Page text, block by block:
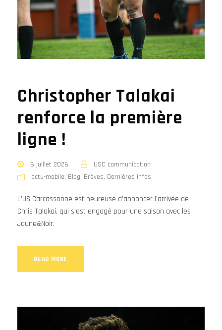
Christopher Talakai
renforce la première
ligne !
6 juillet 2026
USC communication
actu-mobile, Blog, Brèves, Dernières infos
L’US Carcassonne est heureuse d’annoncer l’arrivée de
Chris Talakai, qui s’est engagé pour une saison avec les
Jaune&Noir.
READ MORE